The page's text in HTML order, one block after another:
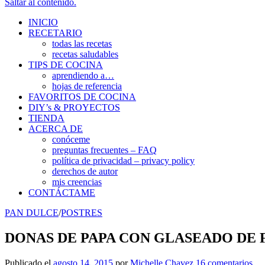
Saltar al contenido.
INICIO
RECETARIO
todas las recetas
recetas saludables
TIPS DE COCINA
aprendiendo a…
hojas de referencia
FAVORITOS DE COCINA
DIY’s & PROYECTOS
TIENDA
ACERCA DE
conóceme
preguntas frecuentes – FAQ
política de privacidad – privacy policy
derechos de autor
mis creencias
CONTÁCTAME
PAN DULCE/POSTRES
DONAS DE PAPA CON GLASEADO DE
Publicado el agosto 14, 2015 porMichelle Chavez 16 comentarios